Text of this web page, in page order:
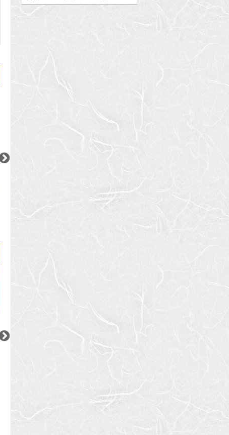
東京メトロ東西線
間取り：3LDK
賃料：
JR京浜東北線
『大森駅』徒歩
東京メトロ東西線
『神楽坂駅』徒歩
〜
18.0
更新 08/07
シティインデックス神田
間取り：1LDK
賃料：15.5 〜